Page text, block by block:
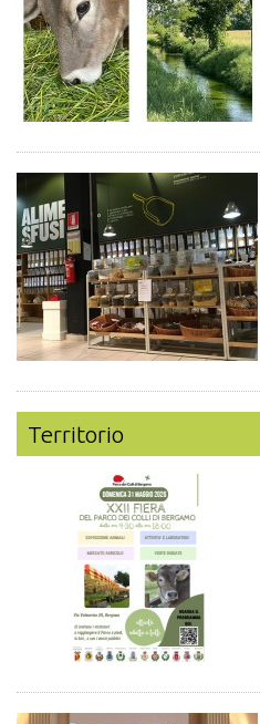
Territorio